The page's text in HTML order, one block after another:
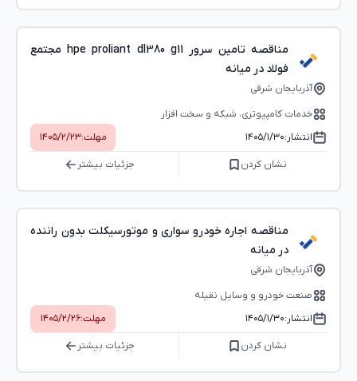
مناقصه تامین سرور hpe proliant dl380 g11 مجتمع
فولاد در میانه
آذربایجان شرقی
خدمات کامپیوتری، شبکه و سخت ‌افزار
انتشار:۱۴۰۵/۱/۳۰ مهلت:۱۴۰۵/۲/۲۳
نشان کردن جزئیات بیشتر
مناقصه اجاره خودرو سواری و موتورسیکلت بدون راننده
در میانه
آذربایجان شرقی
صنعت خودرو و وسایل نقیله
انتشار:۱۴۰۵/۱/۳۰ مهلت:۱۴۰۵/۲/۲۶
نشان کردن جزئیات بیشتر